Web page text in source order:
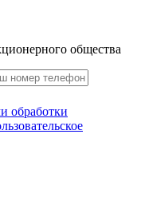
общества
обработки